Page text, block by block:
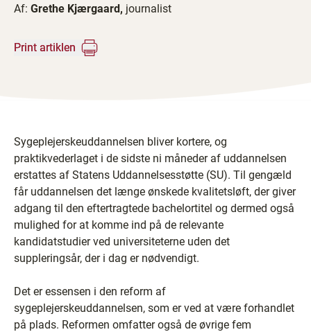
Af: Grethe Kjærgaard, journalist
Print artiklen
Sygeplejerskeuddannelsen bliver kortere, og
praktikvederlaget i de sidste ni måneder af uddannelsen
erstattes af Statens Uddannelsesstøtte (SU). Til gengæld
får uddannelsen det længe ønskede kvalitetsløft, der giver
adgang til den eftertragtede bachelortitel og dermed også
mulighed for at komme ind på de relevante
kandidatstudier ved universiteterne uden det
suppleringsår, der i dag er nødvendigt.
Det er essensen i den reform af
sygeplejerskeuddannelsen, som er ved at være forhandlet
på plads. Reformen omfatter også de øvrige fem